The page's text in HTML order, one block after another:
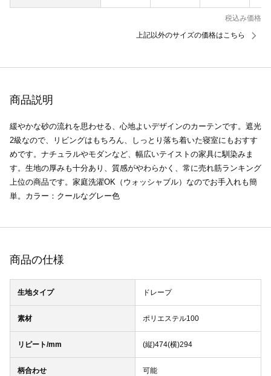
税込み価格
上記以外のサイズの価格はこちら
商品説明
緩やかな砂の流れを思わせる、心地よいデザインのカーテンです。遮光
2級なので、リビングはもちろん、しっとり落ち着いた寝室にもおすす
めです。ナチュラルやモダンなど、幅広いテイストの家具に馴染みま
す。生地の厚みも十分あり、質感がやわらかく、常に売れ筋ランキング
上位の商品です。家庭洗濯OK（ウォッシャブル）なのでお手入れも簡
単。カラー：クールなグレー色
商品の仕様
生地タイプ ドレープ
素材 ポリエステル100
リピート/mm (縦)474(横)294
柄合わせ 可能